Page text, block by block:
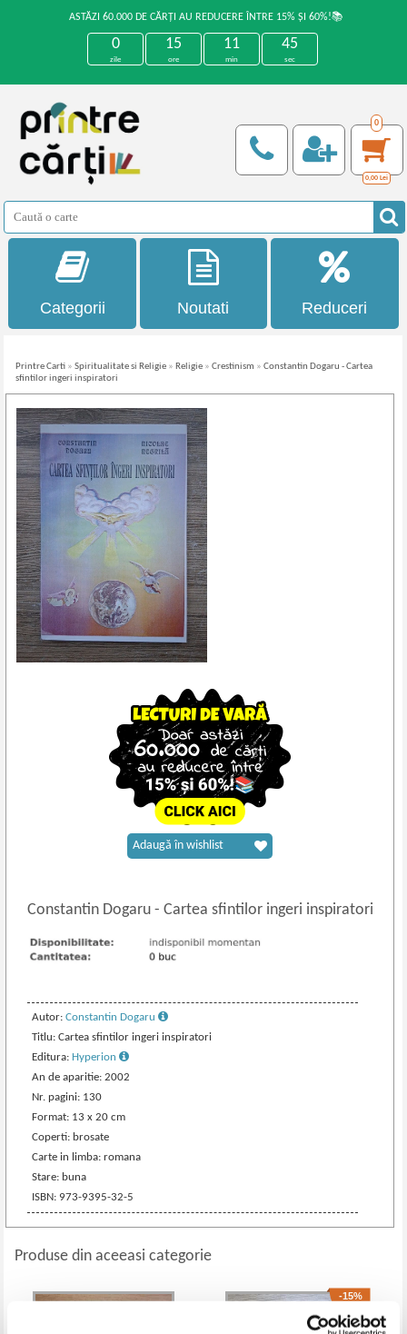
ASTĂZI 60.000 DE CĂRȚI AU REDUCERE ÎNTRE 15% ȘI 60%!📚
0
zile
15
ore
11
min
45
sec
0
0,00 Lei
Categorii Noutati Reduceri
Printre Carti »Spiritualitate si Religie » Religie »Crestinism »Constantin Dogaru - Cartea
sfintilor ingeri inspiratori
Constantin Dogaru- Cartea sfintilor ingeri inspiratori
Autor:Constantin Dogaru
Titlu: Cartea sfintilor ingeri inspiratori
Editura: Hyperion
An de aparitie: 2002
Nr. pagini: 130
Format: 13 x 20 cm
Coperti: brosate
Carte in limba: romana
Stare: buna
ISBN: 973-9395-32-5
Adaugă în wishlist
Produse din aceeasi categorie
-15%